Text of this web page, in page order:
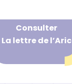
Consulter
La lettre de l’Aric